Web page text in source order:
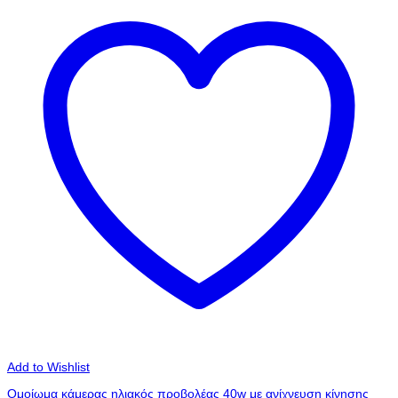
Add to Wishlist
Ομοίωμα κάμερας ηλιακός προβολέας 40w με ανίχνευση κίνησης